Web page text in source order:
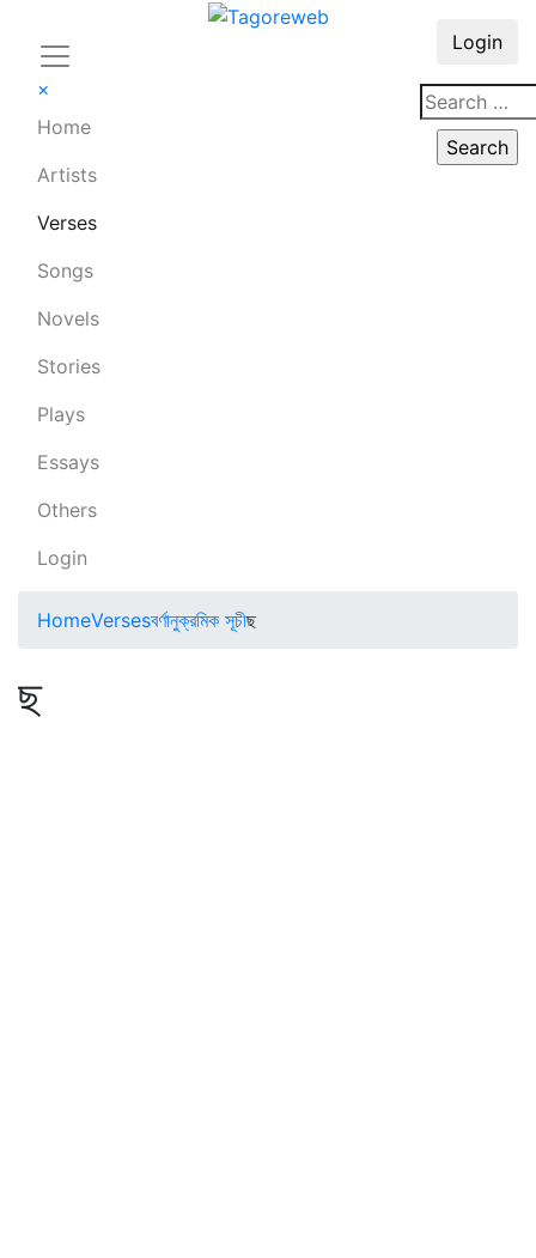
×
Home
Artists
Verses
Songs
Novels
Stories
Plays
Essays
Others
Login
Login
HomeVersesবর্ণানুক্রমিক সূচীছ
ছ